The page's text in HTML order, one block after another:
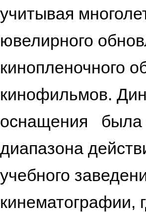
учитывая
ювелирного
кинопленочного
кинофильмов.
оснащения была
диапазона
учебного